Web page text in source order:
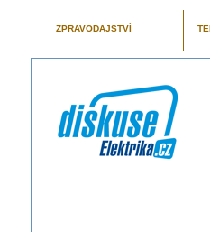
ZPRAVODAJSTVÍ